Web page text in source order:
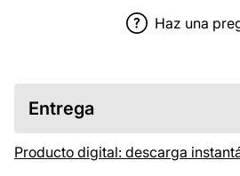
Haz una
Entrega
Producto digital: descarga